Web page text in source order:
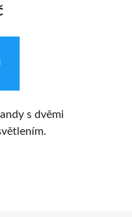
s dvěmi